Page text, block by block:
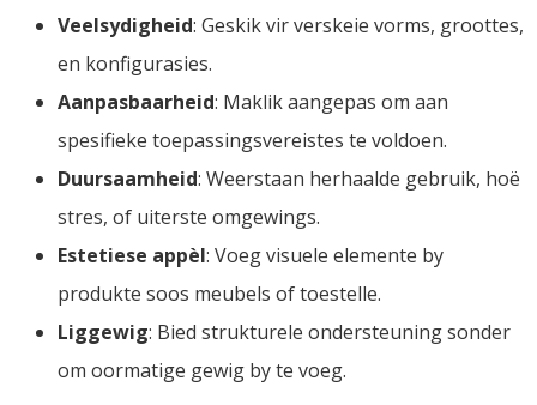
Veelsydigheid: Geskik vir verskeie vorms, groottes,
en konfigurasies.
Aanpasbaarheid: Maklik aangepas om aan
spesifieke toepassingsvereistes te voldoen.
Duursaamheid: Weerstaan ​​herhaalde gebruik, hoë
stres, of uiterste omgewings.
Estetiese appèl: Voeg visuele elemente by
produkte soos meubels of toestelle.
Liggewig: Bied strukturele ondersteuning sonder
om oormatige gewig by te voeg.